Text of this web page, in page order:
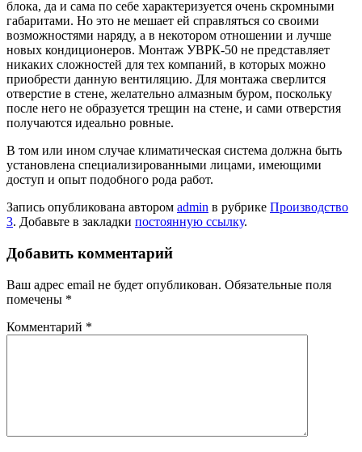
блока, да и сама по себе характеризуется очень скромными
габаритами. Но это не мешает ей справляться со своими
возможностями наряду, а в некотором отношении и лучше
новых кондиционеров. Монтаж УВРК-50 не представляет
никаких сложностей для тех компаний, в которых можно
приобрести данную вентиляцию. Для монтажа сверлится
отверстие в стене, желательно алмазным буром, поскольку
после него не образуется трещин на стене, и сами отверстия
получаются идеально ровные.
В том или ином случае климатическая система должна быть
установлена специализированными лицами, имеющими
доступ и опыт подобного рода работ.
Запись опубликована автором admin в рубрике Производство
3. Добавьте в закладки постоянную ссылку.
Добавить комментарий
Ваш адрес email не будет опубликован. Обязательные поля
помечены *
Комментарий *